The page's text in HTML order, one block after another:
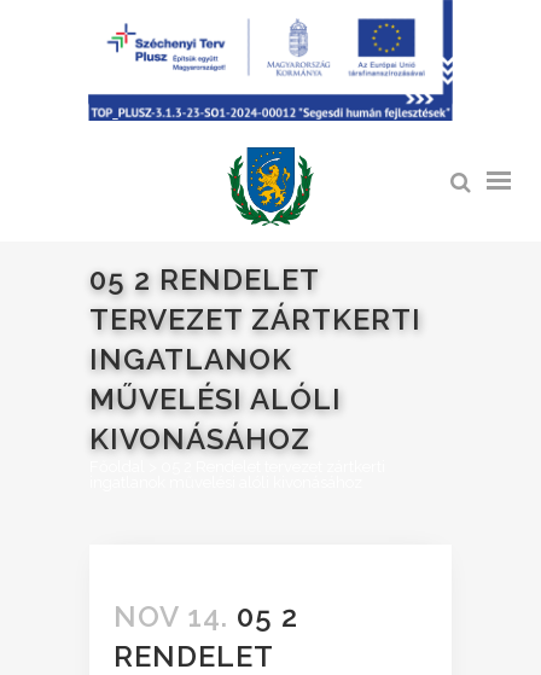
05 2 RENDELET
TERVEZET ZÁRTKERTI
INGATLANOK
MŰVELÉSI ALÓLI
KIVONÁSÁHOZ
NOV 14. 05 2
RENDELET